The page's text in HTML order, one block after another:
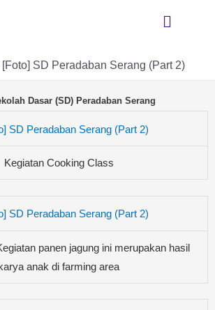
Menu
[Foto] SD Peradaban Serang (Part 2)
Dasar (SD) Peradaban Serang
Kegiatan Cooking Class
panen jagung ini merupakan hasil
anak di farming area